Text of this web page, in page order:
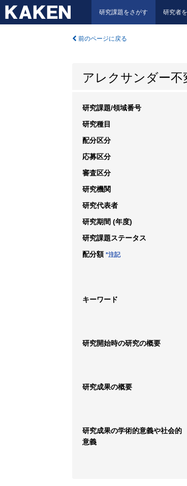
研究課題をさがす 研究者
前のページに戻る
アレクサンダー不
研究課題/領域番号
研究種目
配分区分
応募区分
審査区分
研究機関
研究代表者
研究期間 (年度)
研究課題ステータス
配分額 *注記
キーワード
研究開始時の研究の概要
研究成果の概要
研究成果の学術的意義や社会的
意義